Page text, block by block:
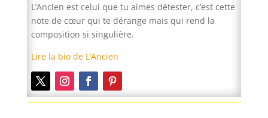
L’Ancien est celui que tu aimes détester, c’est cette
note de cœur qui te dérange mais qui rend la
composition si singulière.
Lire la bio de L’Ancien